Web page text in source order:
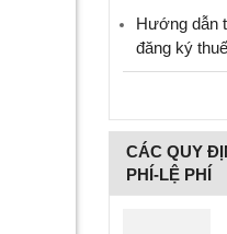
Hướng dẫn
đăng ký
CÁC QUY
PHÍ-LỆ PHÍ